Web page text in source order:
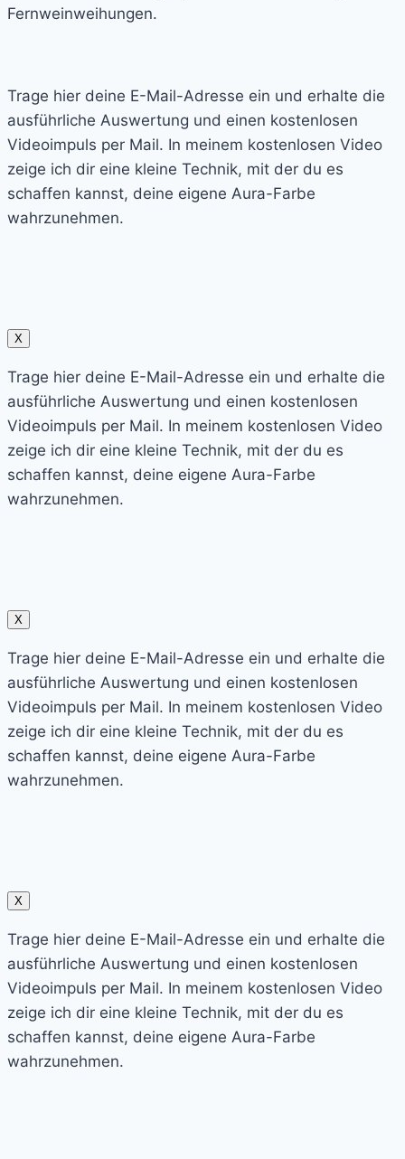
Fernweinweihungen.
Trage hier deine E-Mail-Adresse ein und erhalte die
ausführliche Auswertung und einen kostenlosen
Videoimpuls per Mail. In meinem kostenlosen Video
zeige ich dir eine kleine Technik, mit der du es
schaffen kannst, deine eigene Aura-Farbe
wahrzunehmen.
X
Trage hier deine E-Mail-Adresse ein und erhalte die
ausführliche Auswertung und einen kostenlosen
Videoimpuls per Mail. In meinem kostenlosen Video
zeige ich dir eine kleine Technik, mit der du es
schaffen kannst, deine eigene Aura-Farbe
wahrzunehmen.
X
Trage hier deine E-Mail-Adresse ein und erhalte die
ausführliche Auswertung und einen kostenlosen
Videoimpuls per Mail. In meinem kostenlosen Video
zeige ich dir eine kleine Technik, mit der du es
schaffen kannst, deine eigene Aura-Farbe
wahrzunehmen.
X
Trage hier deine E-Mail-Adresse ein und erhalte die
ausführliche Auswertung und einen kostenlosen
Videoimpuls per Mail. In meinem kostenlosen Video
zeige ich dir eine kleine Technik, mit der du es
schaffen kannst, deine eigene Aura-Farbe
wahrzunehmen.